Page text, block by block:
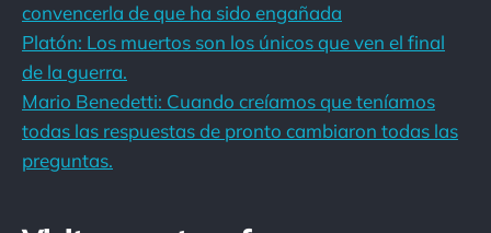
convencerla de que ha sido engañada
Platón: Los muertos son los únicos que ven el final
de la guerra.
Mario Benedetti: Cuando creíamos que teníamos
todas las respuestas de pronto cambiaron todas las
preguntas.